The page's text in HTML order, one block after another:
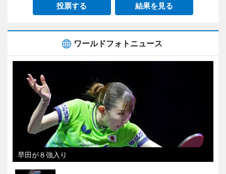
投票する 結果を見る
ワールドフォトニュース
早田が８強入り